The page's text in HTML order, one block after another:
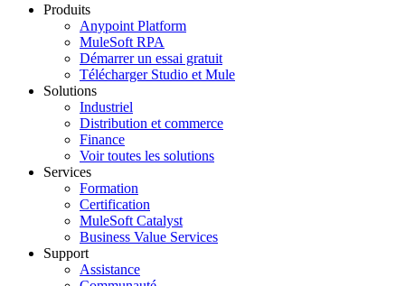
Produits
Anypoint Platform
MuleSoft RPA
Démarrer un essai gratuit
Télécharger Studio et Mule
Solutions
Industriel
Distribution et commerce
Finance
Voir toutes les solutions
Services
Formation
Certification
MuleSoft Catalyst
Business Value Services
Support
Assistance